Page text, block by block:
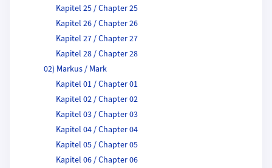
Kapitel 25 / Chapter 25
Kapitel 26 / Chapter 26
Kapitel 27 / Chapter 27
Kapitel 28 / Chapter 28
02) Markus / Mark
Kapitel 01 / Chapter 01
Kapitel 02 / Chapter 02
Kapitel 03 / Chapter 03
Kapitel 04 / Chapter 04
Kapitel 05 / Chapter 05
Kapitel 06 / Chapter 06